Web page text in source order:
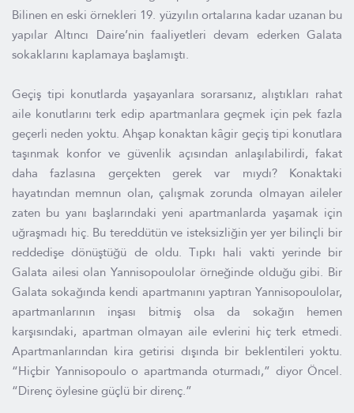
Bilinen en eski örnekleri 19. yüzyılın ortalarına kadar uzanan bu
yapılar Altıncı Daire’nin faaliyetleri devam ederken Galata
sokaklarını kaplamaya başlamıştı.
Geçiş tipi konutlarda yaşayanlara sorarsanız, alıştıkları rahat
aile konutlarını terk edip apartmanlara geçmek için pek fazla
geçerli neden yoktu. Ahşap konaktan kâgir geçiş tipi konutlara
taşınmak konfor ve güvenlik açısından anlaşılabilirdi, fakat
daha fazlasına gerçekten gerek var mıydı? Konaktaki
hayatından memnun olan, çalışmak zorunda olmayan aileler
zaten bu yanı başlarındaki yeni apartmanlarda yaşamak için
uğraşmadı hiç. Bu tereddütün ve isteksizliğin yer yer bilinçli bir
reddedişe dönüştüğü de oldu. Tıpkı hali vakti yerinde bir
Galata ailesi olan Yannisopoulolar örneğinde olduğu gibi. Bir
Galata sokağında kendi apartmanını yaptıran Yannisopoulolar,
apartmanlarının inşası bitmiş olsa da sokağın hemen
karşısındaki, apartman olmayan aile evlerini hiç terk etmedi.
Apartmanlarından kira getirisi dışında bir beklentileri yoktu.
“Hiçbir Yannisopoulo o apartmanda oturmadı,” diyor Öncel.
“Direnç öylesine güçlü bir direnç.”